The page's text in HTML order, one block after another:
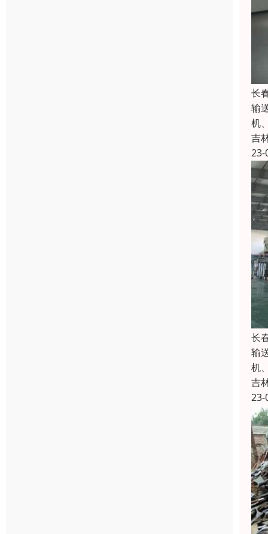
长
输
机
吉
23-
长
输
机
吉
23-